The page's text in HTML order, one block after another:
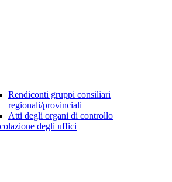
Rendiconti gruppi consiliari
regionali/provinciali
Atti degli organi di controllo
degli uffici